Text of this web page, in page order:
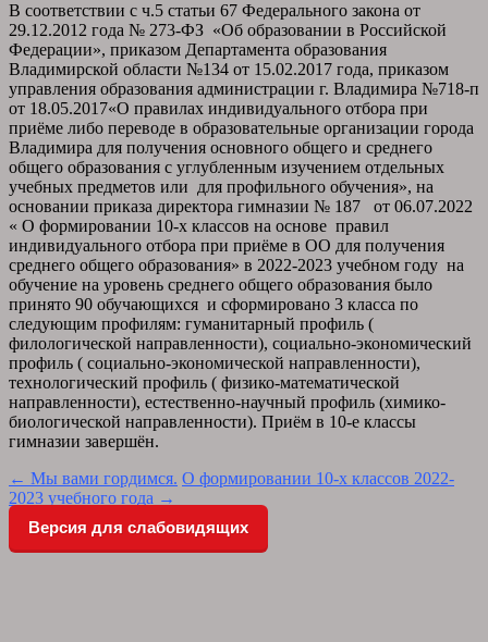
В соответствии с ч.5 статьи 67 Федерального закона от
29.12.2012 года № 273-ФЗ «Об образовании в Российской
Федерации», приказом Департамента образования
Владимирской области №134 от 15.02.2017 года, приказом
управления образования администрации г. Владимира №718-п
от 18.05.2017«О правилах индивидуального отбора при
приёме либо переводе в образовательные организации города
Владимира для получения основного общего и среднего
общего образования с углубленным изучением отдельных
учебных предметов или для профильного обучения», на
основании приказа директора гимназии № 187 от 06.07.2022
« О формировании 10-х классов на основе правил
индивидуального отбора при приёме в ОО для получения
среднего общего образования» в 2022-2023 учебном году на
обучение на уровень среднего общего образования было
принято 90 обучающихся и сформировано 3 класса по
следующим профилям: гуманитарный профиль (
филологической направленности), социально-экономический
профиль ( социально-экономической направленности),
технологический профиль ( физико-математической
направленности), естественно-научный профиль (химико-
биологической направленности). Приём в 10-е классы
гимназии завершён.
Post
navigation
← Мы вами гордимся. О формировании 10-х классов 2022-
2023 учебного года →
Версия для слабовидящих